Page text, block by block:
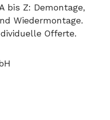
bis Z: Demontage,
Wiedermontage.
Offerte.